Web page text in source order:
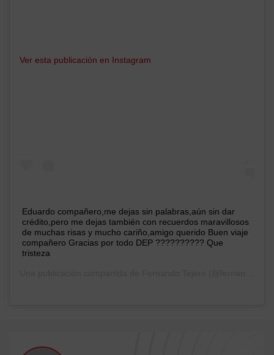
Ver esta publicación en Instagram
Eduardo compañero,me dejas sin palabras,aún sin dar
crédito,pero me dejas también con recuerdos maravillosos
de muchas risas y mucho cariño,amigo querido Buen viaje
compañero Gracias por todo DEP ?????????? Que
tristeza